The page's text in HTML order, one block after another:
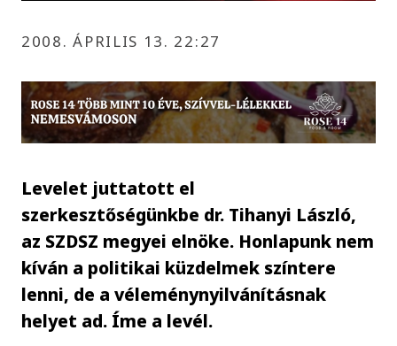
2008. ÁPRILIS 13. 22:27
Levelet juttatott el
szerkesztőségünkbe dr. Tihanyi László,
az SZDSZ megyei elnöke. Honlapunk nem
kíván a politikai küzdelmek színtere
lenni, de a véleménynyilvánításnak
helyet ad. Íme a levél.